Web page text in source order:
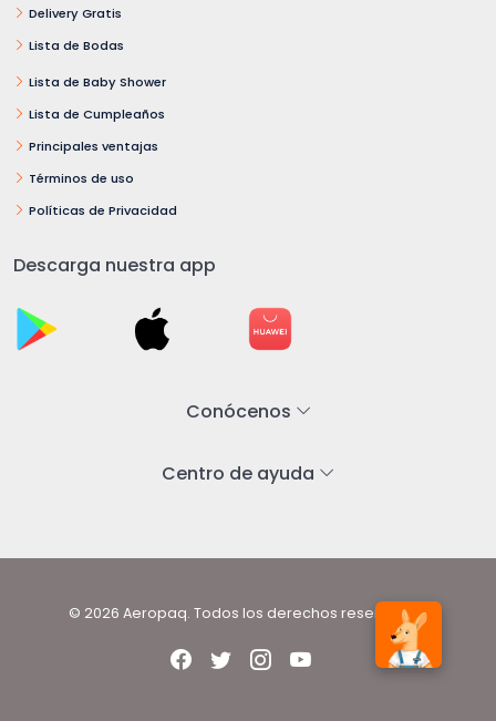
Delivery Gratis
Lista de Bodas
Lista de Baby Shower
Lista de Cumpleaños
Principales ventajas
Términos de uso
Políticas de Privacidad
Descarga nuestra app
Conócenos
Centro de ayuda
© 2026 Aeropaq. Todos los derechos reservados.